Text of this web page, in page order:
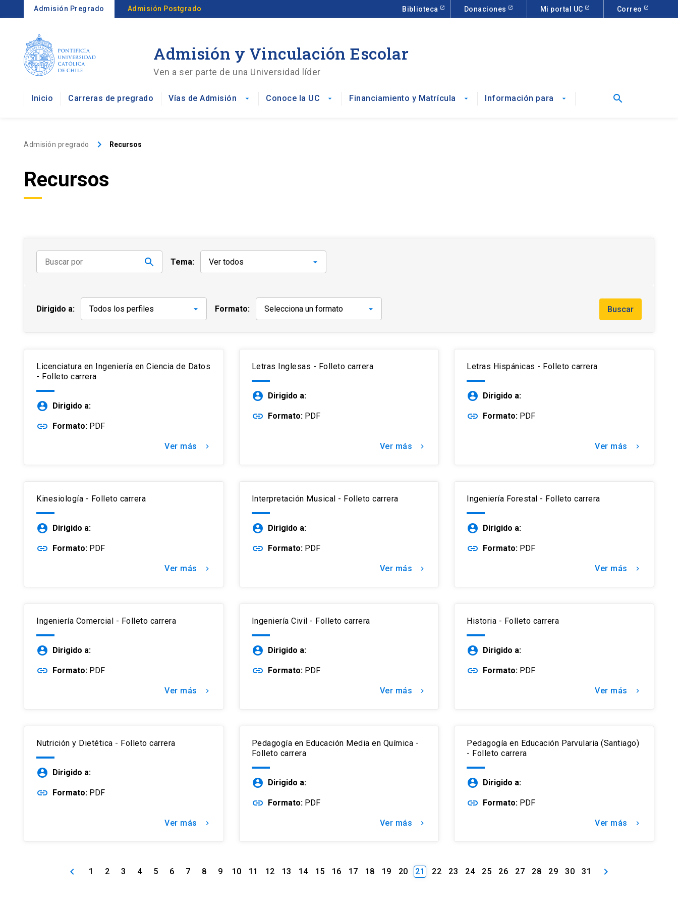
Admisión Pregrado Admisión Postgrado Biblioteca Donaciones Mi portal UC Correo
Admisión y Vinculación Escolar
Ven a ser parte de una Universidad líder
Inicio Carreras de pregrado Vías de Admisión arrow_drop_down Conoce la UC arrow_drop_down Financiamiento y Matrícula arrow_drop_down Información para arrow_drop_down search
Admisión pregrado keyboard_arrow_right Recursos
Recursos
Tema:
Dirigido a: Formato: Buscar
Licenciatura en Ingeniería en Ciencia de Datos
- Folleto carrera
account_circle Dirigido a:
link Formato: PDF
Ver más keyboard_arrow_right
Letras Inglesas - Folleto carrera
account_circle Dirigido a:
link Formato:PDF
Ver más keyboard_arrow_right
Letras Hispánicas - Folleto carrera
account_circle Dirigido a:
link Formato: PDF
Ver más keyboard_arrow_right
Kinesiología - Folleto carrera
account_circle Dirigido a:
link Formato: PDF
Ver más keyboard_arrow_right
Interpretación Musical - Folleto carrera
account_circle Dirigido a:
link Formato:PDF
Ver más keyboard_arrow_right
Ingeniería Forestal - Folleto carrera
account_circle Dirigido a:
link Formato: PDF
Ver más keyboard_arrow_right
Ingeniería Comercial - Folleto carrera
account_circle Dirigido a:
link Formato: PDF
Ver más keyboard_arrow_right
Ingeniería Civil - Folleto carrera
account_circle Dirigido a:
link Formato:PDF
Ver más keyboard_arrow_right
Historia - Folleto carrera
account_circle Dirigido a:
link Formato: PDF
Ver más keyboard_arrow_right
Nutrición y Dietética - Folleto carrera
account_circle Dirigido a:
link Formato: PDF
Ver más keyboard_arrow_right
Pedagogía en Educación Media en Química -
Folleto carrera
account_circle Dirigido a:
link Formato:PDF
Ver más keyboard_arrow_right
Pedagogía en Educación Parvularia (Santiago)
- Folleto carrera
account_circle Dirigido a:
link Formato: PDF
Ver más keyboard_arrow_right
keyboard_arrow_left 1 2 3 4 5 6 7 8 9 10 11 12 13 14 15 16 17 18 19 20 21 22 23 24 25 26 27 28 29 30 31 keyboard_arrow_right